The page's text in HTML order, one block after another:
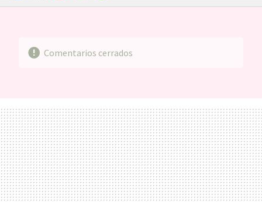
FACEBOOKTWITTERFLIPBOARD
E-
WHATSAPP
Comentarios cerrados